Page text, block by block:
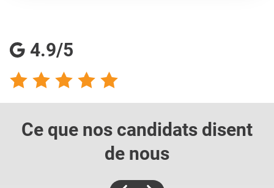
4.9/5
Ce que nos candidats disent
de nous